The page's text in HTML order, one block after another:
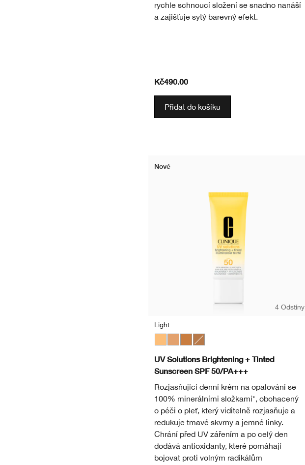
rychle schnoucí složení se snadno nanáší
a zajišťuje sytý barevný efekt.
Kč490.00
Přidat do košíku
Nové
4 Odstíny
Light
UV Solutions Brightening + Tinted
Sunscreen SPF 50/PA+++
Rozjasňující denní krém na opalování se
100% minerálními složkami*, obohacený
o péči o pleť, který viditelně rozjasňuje a
redukuje tmavé skvrny a jemné linky.
Chrání před UV zářením a po celý den
dodává antioxidanty, které pomáhají
bojovat proti volným radikálům